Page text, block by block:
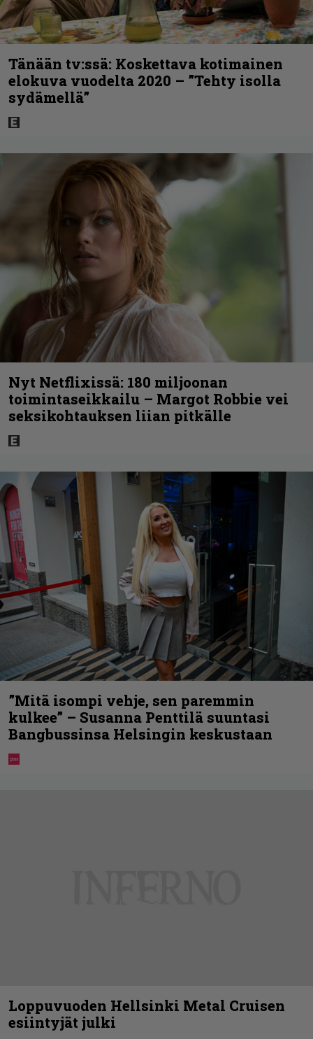
Tänään tv:ssä: Koskettava kotimainen
elokuva vuodelta 2020 – ”Tehty isolla
sydämellä”
Nyt Netflixissä: 180 miljoonan
toimintaseikkailu – Margot Robbie vei
seksikohtauksen liian pitkälle
”Mitä isompi vehje, sen paremmin
kulkee” – Susanna Penttilä suuntasi
Bangbussinsa Helsingin keskustaan
Loppuvuoden Hellsinki Metal Cruisen
esiintyjät julki